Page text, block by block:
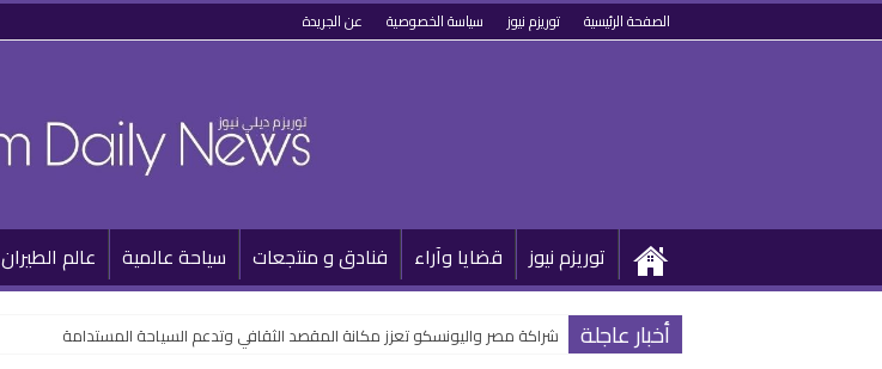
الصفحة الرئيسية توريزم نيوز سياسة الخصوصية عن الجريدة
توريزم نيوز قضايا وآراء فنادق و منتجعات سياحة عالمية عالم الطيران
أخبار عاجلة شراكة مصر واليونسكو تعزز مكانة المقصد الثقافي وتدعم السياحة المستدامة